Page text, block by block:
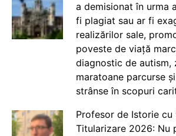
a demisionat în urma
fi plagiat sau ar fi
realizărilor sale,
poveste de viață
diagnostic de autism,
maratoane parcurse
strânse în scopuri
Profesor de Istorie cu
Titularizare 2026: Nu